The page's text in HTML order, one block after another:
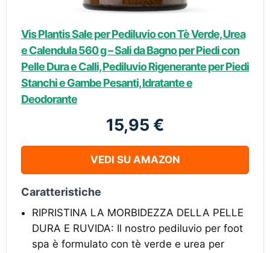
Vis Plantis Sale per Pediluvio con Tè Verde, Urea
e Calendula 560 g – Sali da Bagno per Piedi con
Pelle Dura e Calli, Pediluvio Rigenerante per Piedi
Stanchi e Gambe Pesanti, Idratante e
Deodorante
15,95 €
VEDI SU AMAZON
Caratteristiche
RIPRISTINA LA MORBIDEZZA DELLA PELLE
DURA E RUVIDA: Il nostro pediluvio per foot
spa è formulato con tè verde e urea per